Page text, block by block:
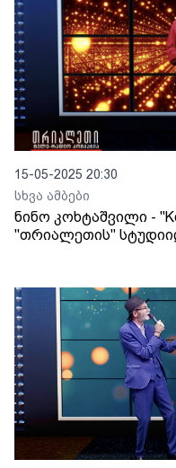
15-05-2025 20:30
სხვა ამბები
ნინო კოხტაშვილი -
"თრიალეთის"